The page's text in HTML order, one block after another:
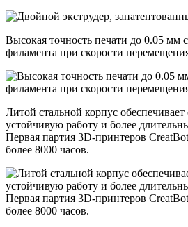
Высокая точность печати до 0.05 мм
филамента при скорости
Литой стальной корпус
устойчивую работу и более
Первая партия 3D-принтеров
более 8000 часов.